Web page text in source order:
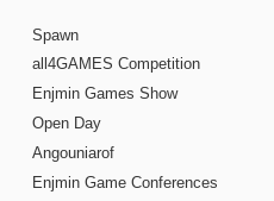
Spawn
all4GAMES Competition
Enjmin Games Show
Open Day
Angouniarof
Enjmin Game Conferences